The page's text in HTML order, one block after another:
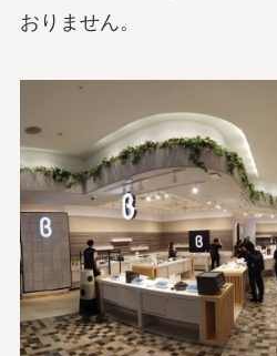
おりません。